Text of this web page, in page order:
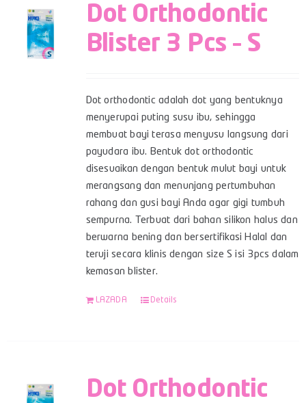
Dot Orthodontic
Blister 3 Pcs – S
Dot orthodontic adalah dot yang bentuknya
menyerupai puting susu ibu, sehingga
membuat bayi terasa menyusu langsung dari
payudara ibu. Bentuk dot orthodontic
disesuaikan dengan bentuk mulut bayi untuk
merangsang dan menunjang pertumbuhan
rahang dan gusi bayi Anda agar gigi tumbuh
sempurna. Terbuat dari bahan silikon halus dan
berwarna bening dan bersertifikasi Halal dan
teruji secara klinis dengan size S isi 3pcs dalam
kemasan blister.
LAZADA Details
Dot Orthodontic